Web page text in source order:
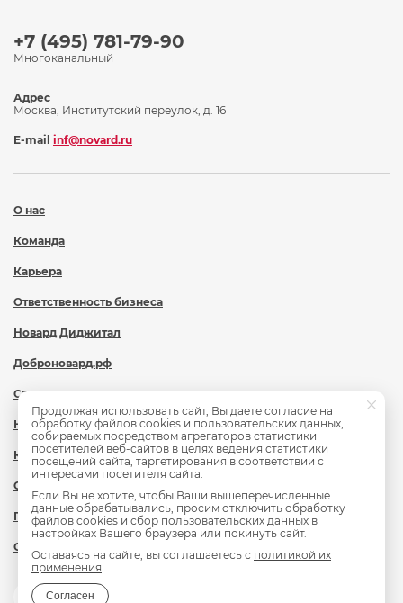
+7 (495) 781-79-90
Многоканальный
О нас
Команда
Карьера
Ответственность бизнеса
Новард Диджитал
Доброновард.рф
Статьи
Новости
Контакты
Охрана труда
Политика обработки персональных данных
Сведения об образовательной организации
Адрес
Москва, Институтский переулок, д. 16
E-mail inf@novard.ru
Продолжая использовать сайт, Вы даете согласие на
обработку файлов cookies и пользовательских данных,
собираемых посредством агрегаторов статистики
посетителей веб-сайтов в целях ведения статистики
посещений сайта, таргетирования в соответствии с
интересами посетителя сайта.
Если Вы не хотите, чтобы Ваши вышеперечисленные
данные обрабатывались, просим отключить обработку
файлов cookies и сбор пользовательских данных в
настройках Вашего браузера или покинуть сайт.
Оставаясь на сайте, вы соглашаетесь с политикой их
применения.
Согласен